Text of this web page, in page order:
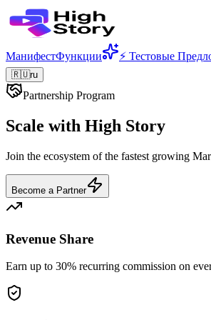
МанифестФункции ⚡ Тестовые
🇷🇺ru
Partnership Program
Scale with High Story
Join the ecosystem of the fastest growing
Become a Partner
Revenue Share
Earn up to 30% recurring commission on